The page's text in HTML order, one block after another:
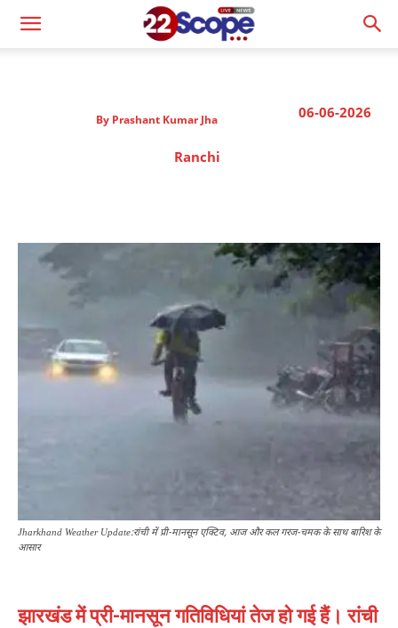
06-06-2026
By Prashant Kumar Jha
Ranchi
Jharkhand Weather Update:रांची में प्री-मानसून एक्टिव, आज और कल गरज-चमक के साथ बारिश के
आसार
झारखंड में प्री-मानसून गतिविधियां तेज हो गई हैं। रांची